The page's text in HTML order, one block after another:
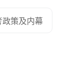
政策及内幕